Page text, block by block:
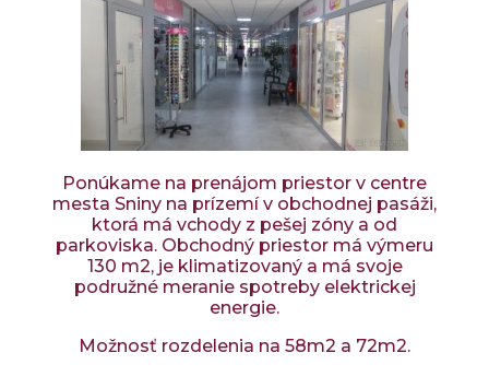
Ponúkame na prenájom priestor v centre
mesta Sniny na prízemí v obchodnej pasáži,
ktorá má vchody z pešej zóny a od
parkoviska. Obchodný priestor má výmeru
130 m2, je klimatizovaný a má svoje
podružné meranie spotreby elektrickej
energie.
Možnosť rozdelenia na 58m2 a 72m2.